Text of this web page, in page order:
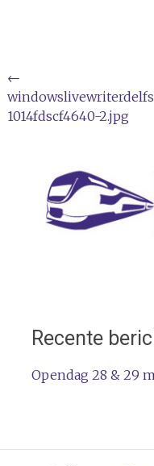
Bericht
navigatie
←
1014fdscf4640-2.jpg
Recente
Opendag 28 & 29